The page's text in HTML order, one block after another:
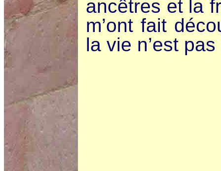
ancêtres et la
m’ont fait
la vie n’est